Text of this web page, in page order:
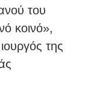
του
κοινό»,
της